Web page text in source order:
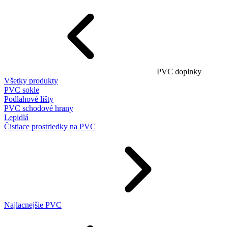
PVC doplnky
Všetky produkty
PVC sokle
Podlahové lišty
PVC schodové hrany
Lepidlá
Čistiace prostriedky na PVC
Najlacnejšie PVC